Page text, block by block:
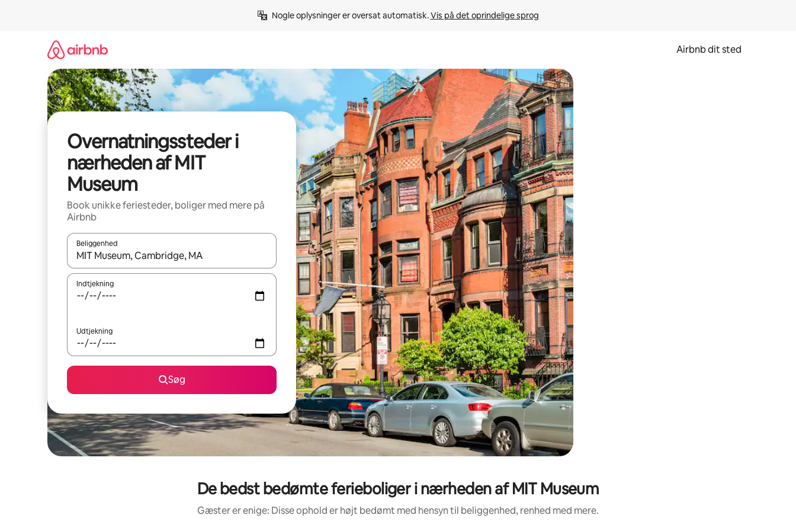
Nogle oplysninger er oversat automatisk. Vis på det oprindelige sprog
Airbnb dit sted
Overnatningssteder i
nærheden af MIT
Museum
Book unikke feriesteder, boliger med mere på
Airbnb
Beliggenhed
Når resultaterne er tilgængelige, skal du navigere med piletasterne op og ned eller se mere ved at trykke eller stryge.
Indtjekning
Udtjekning
Søg
De bedst bedømte ferieboliger i nærheden af MIT Museum
Gæster er enige: Disse ophold er højt bedømt med hensyn til beliggenhed, renhed med mere.